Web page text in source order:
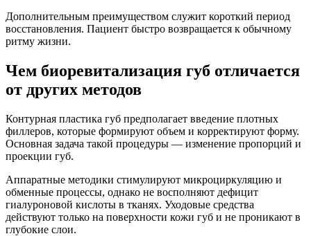
Дополнительным преимуществом служит короткий период
восстановления. Пациент быстро возвращается к обычному
ритму жизни.
Чем биоревитализация губ отличается
от других методов
Контурная пластика губ предполагает введение плотных
филлеров, которые формируют объем и корректируют форму.
Основная задача такой процедуры — изменение пропорций и
проекции губ.
Аппаратные методики стимулируют микроциркуляцию и
обменные процессы, однако не восполняют дефицит
гиалуроновой кислоты в тканях. Уходовые средства
действуют только на поверхности кожи губ и не проникают в
глубокие слои.